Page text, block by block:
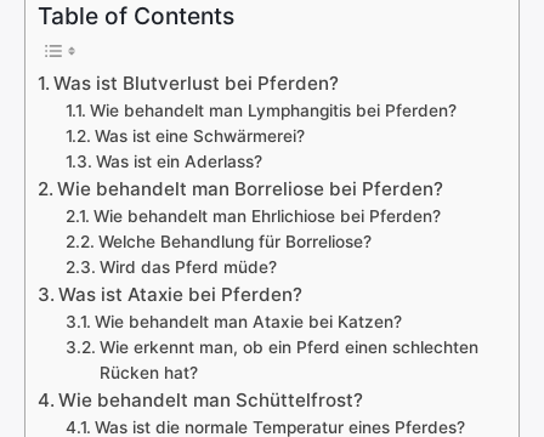
Table of Contents
Was ist Blutverlust bei Pferden?
Wie behandelt man Lymphangitis bei Pferden?
Was ist eine Schwärmerei?
Was ist ein Aderlass?
Wie behandelt man Borreliose bei Pferden?
Wie behandelt man Ehrlichiose bei Pferden?
Welche Behandlung für Borreliose?
Wird das Pferd müde?
Was ist Ataxie bei Pferden?
Wie behandelt man Ataxie bei Katzen?
Wie erkennt man, ob ein Pferd einen schlechten
Rücken hat?
Wie behandelt man Schüttelfrost?
Was ist die normale Temperatur eines Pferdes?